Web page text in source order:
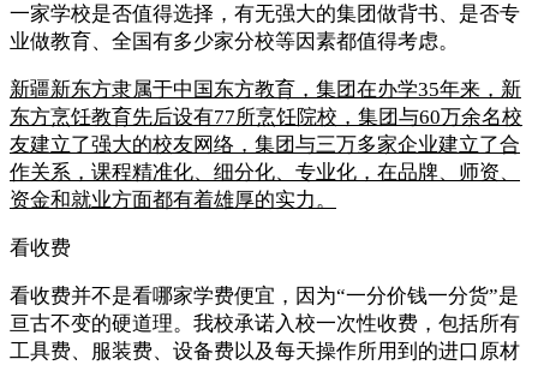
一家学校是否值得选择，有无强大的集团做背书、是否专
业做教育、全国有多少家分校等因素都值得考虑。
新疆新东方隶属于中国东方教育，集团在办学35年来，新
东方烹饪教育先后设有77所烹饪院校，集团与60万余名校
友建立了强大的校友网络，集团与三万多家企业建立了合
作关系，课程精准化、细分化、专业化，在品牌、师资、
资金和就业方面都有着雄厚的实力。
看收费
看收费并不是看哪家学费便宜，因为“一分价钱一分货”是
亘古不变的硬道理。我校承诺入校一次性收费，包括所有
工具费、服装费、设备费以及每天操作所用到的进口原材